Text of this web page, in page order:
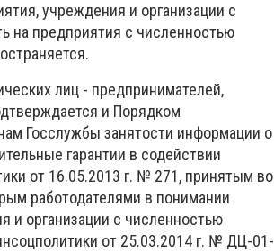
учреждения и организации с
на предприятия с численностью
лиц - предпринимателей,
и Порядком
Госслужбы занятости информации о
гарантии в содействии
от 16.05.2013 г. № 271, принятым во
работодателями в понимании
и организации с численностью
от 25.03.2014 г. № ДЦ-01-